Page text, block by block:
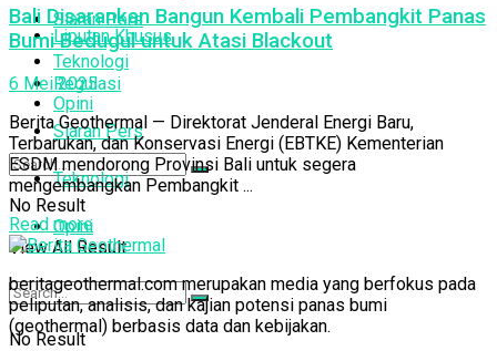
Siaran Pers
Teknologi
Opini
No Result
View All Result
Liputan Khusus
Regulasi
Siaran Pers
Teknologi
Opini
No Result
Bali Disarankan Bangun Kembali Pembangkit Panas
Bumi Bedugul untuk Atasi Blackout
6 Mei 2025
Berita Geothermal — Direktorat Jenderal Energi Baru,
Terbarukan, dan Konservasi Energi (EBTKE) Kementerian
ESDM mendorong Provinsi Bali untuk segera
mengembangkan Pembangkit ...
Read more
beritageothermal.com merupakan media yang berfokus pada
peliputan, analisis, dan kajian potensi panas bumi
(geothermal) berbasis data dan kebijakan.